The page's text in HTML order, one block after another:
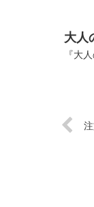
大人
『大